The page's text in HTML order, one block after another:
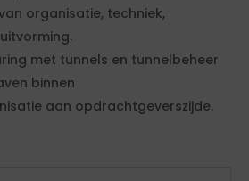
organisatie, techniek,
met tunnels en tunnelbeheer
binnen
aan opdrachtgeverszijde.